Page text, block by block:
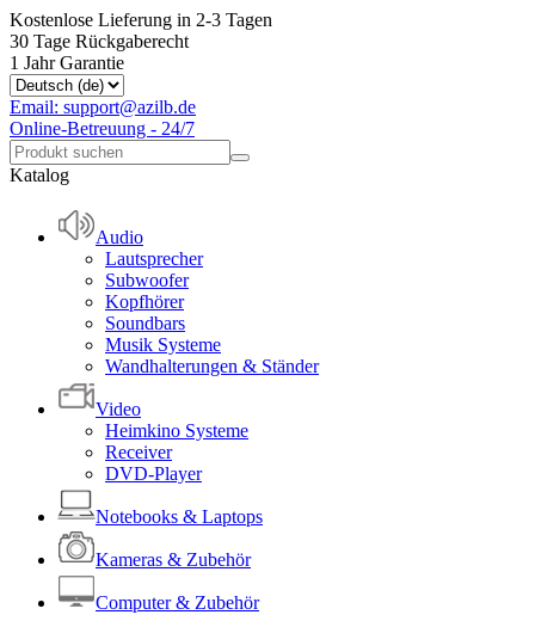
Kostenlose Lieferung in 2-3 Tagen
30 Tage Rückgaberecht
1 Jahr Garantie
Email: support@azilb.de
Online-Betreuung - 24/7
Katalog
Audio
Lautsprecher
Subwoofer
Kopfhörer
Soundbars
Musik Systeme
Wandhalterungen & Ständer
Video
Heimkino Systeme
Receiver
DVD-Player
Notebooks & Laptops
Kameras & Zubehör
Computer & Zubehör